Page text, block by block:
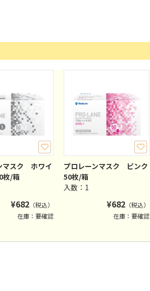
マスク ホワイ
枚/箱
¥682 （税込）
在庫：要確認
プロレーンマスク ピンク
50枚/箱
入数：1
¥682 （税込）
在庫：要確認